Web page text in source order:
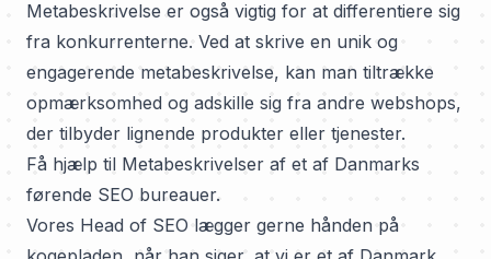
Metabeskrivelse er også vigtig for at differentiere sig
fra konkurrenterne. Ved at skrive en unik og
engagerende metabeskrivelse, kan man tiltrække
opmærksomhed og adskille sig fra andre webshops,
der tilbyder lignende produkter eller tjenester.
Få hjælp til Metabeskrivelser af et af Danmarks
førende SEO bureauer.
Vores Head of SEO lægger gerne hånden på